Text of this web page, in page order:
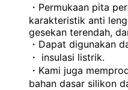
・Permukaan pita
karakteristik anti
gesekan terendah,
・Dapat digunakan
・ insulasi listrik.
・Kami juga
bahan dasar silikon